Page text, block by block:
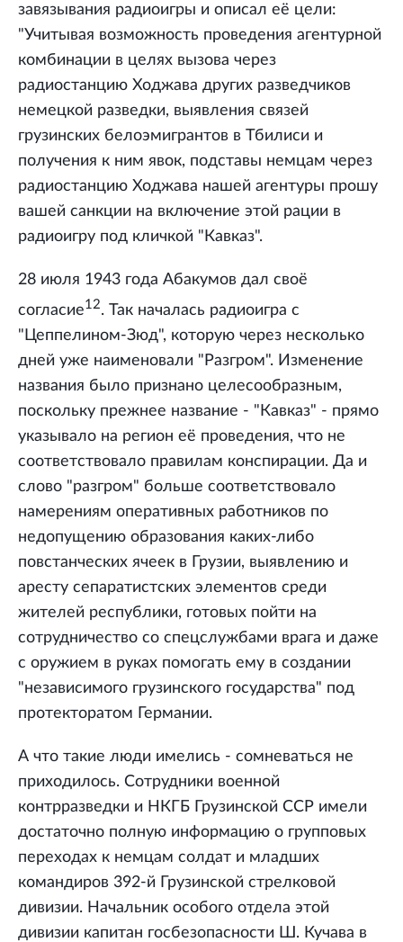
завязывания радиоигры и описал её цели:
"Учитывая возможность проведения агентурной
комбинации в целях вызова через
радиостанцию Ходжава других разведчиков
немецкой разведки, выявления связей
грузинских белоэмигрантов в Тбилиси и
получения к ним явок, подставы немцам через
радиостанцию Ходжава нашей агентуры прошу
вашей санкции на включение этой рации в
радиоигру под кличкой "Кавказ".
28 июля 1943 года Абакумов дал своё
согласие12. Так началась радиоигра с
"Цеппелином-Зюд", которую через несколько
дней уже наименовали "Разгром". Изменение
названия было признано целесообразным,
поскольку прежнее название - "Кавказ" - прямо
указывало на регион её проведения, что не
соответствовало правилам конспирации. Да и
слово "разгром" больше соответствовало
намерениям оперативных работников по
недопущению образования каких-либо
повстанческих ячеек в Грузии, выявлению и
аресту сепаратистских элементов среди
жителей республики, готовых пойти на
сотрудничество со спецслужбами врага и даже
с оружием в руках помогать ему в создании
"независимого грузинского государства" под
протекторатом Германии.
А что такие люди имелись - сомневаться не
приходилось. Сотрудники военной
контрразведки и НКГБ Грузинской ССР имели
достаточно полную информацию о групповых
переходах к немцам солдат и младших
командиров 392-й Грузинской стрелковой
дивизии. Начальник особого отдела этой
дивизии капитан госбезопасности Ш. Кучава в